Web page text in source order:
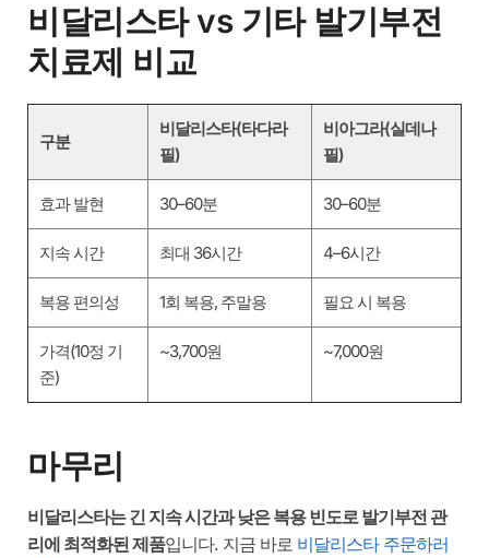
비달리스타 vs 기타 발기부전
치료제 비교
구분
비달리스타(타다라
필)
비아그라(실데나
필)
효과 발현 30–60분 30–60분
지속 시간 최대 36시간 4–6시간
복용 편의성 1회 복용, 주말용 필요 시 복용
가격(10정 기
준)
~3,700원 ~7,000원
마무리
비달리스타는 긴 지속 시간과 낮은 복용 빈도로 발기부전 관
리에 최적화된 제품입니다. 지금 바로 비달리스타 주문하러